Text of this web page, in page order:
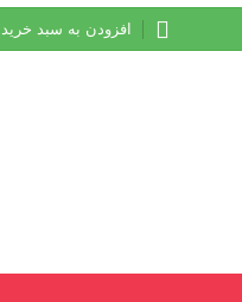
افزودن به سبد خرید